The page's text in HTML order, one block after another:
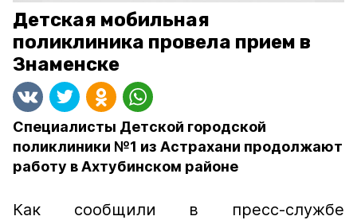
Детская мобильная
поликлиника провела прием в
Знаменске
Специалисты Детской городской
поликлиники №1 из Астрахани продолжают
работу в Ахтубинском районе
Как сообщили в пресс-службе